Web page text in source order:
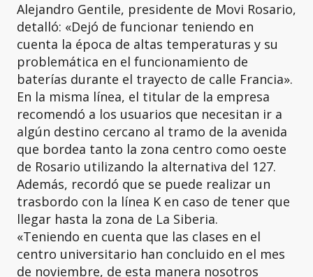
Alejandro Gentile, presidente de Movi Rosario,
detalló: «Dejó de funcionar teniendo en
cuenta la época de altas temperaturas y su
problemática en el funcionamiento de
baterías durante el trayecto de calle Francia».
En la misma línea, el titular de la empresa
recomendó a los usuarios que necesitan ir a
algún destino cercano al tramo de la avenida
que bordea tanto la zona centro como oeste
de Rosario utilizando la alternativa del 127.
Además, recordó que se puede realizar un
trasbordo con la línea K en caso de tener que
llegar hasta la zona de La Siberia.
«Teniendo en cuenta que las clases en el
centro universitario han concluido en el mes
de noviembre, de esta manera nosotros